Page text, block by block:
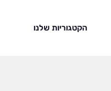
הקטגוריות שלנו